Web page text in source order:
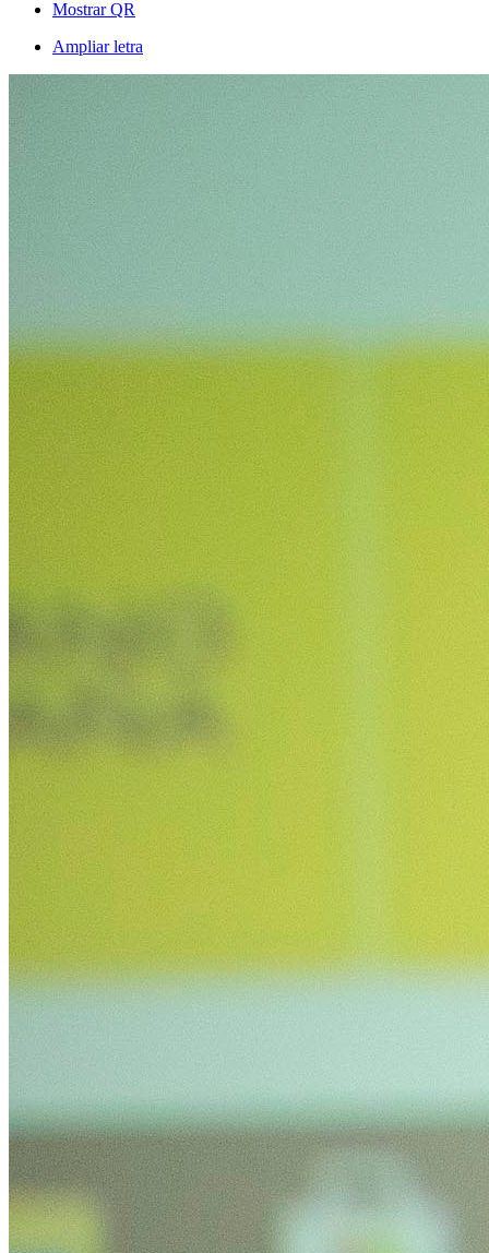
Mostrar QR
Ampliar letra